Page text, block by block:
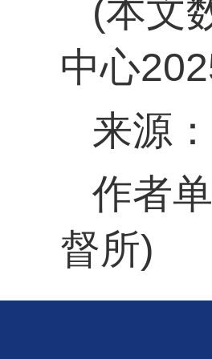
(本文
中心
来源
作者
督所)